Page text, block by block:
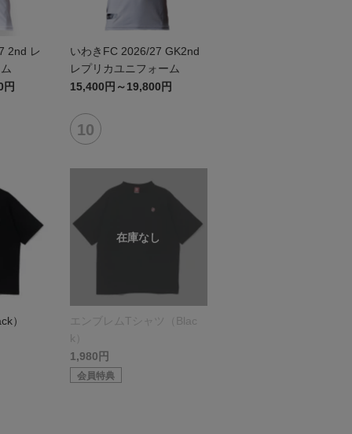
2nd レ
円
いわきFC 2026/27 GK2nd
レプリカユニフォーム
15,400円～19,800円
）
エンブレムTシャツ（Blac
k）
1,980円
会員特典